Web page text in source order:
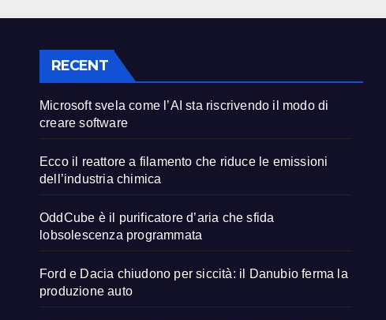
RECENT
Microsoft svela come l’AI sta riscrivendo il modo di
creare software
Ecco il reattore a filamento che riduce le emissioni
dell’industria chimica
OddCube è il purificatore d’aria che sfida
lobsolescenza programmata
Ford e Dacia chiudono per siccità: il Danubio ferma la
produzione auto